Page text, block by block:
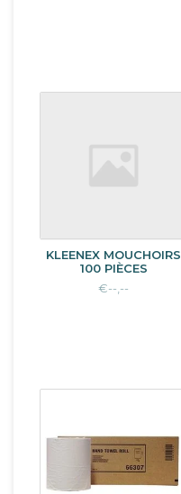
KLEENEX MOUCHOIRS
100 PIÈCES
€--,--